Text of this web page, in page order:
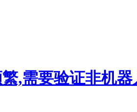
,需要验证非机器